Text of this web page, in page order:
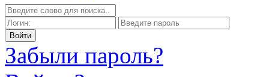
Забыли пароль?